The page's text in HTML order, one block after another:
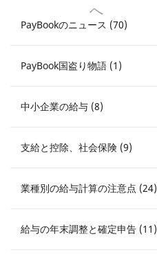
へ
PayBookのニュース (70)
PayBook国盗り物語 (1)
中小企業の給与 (8)
支給と控除、社会保険 (9)
業種別の給与計算の注意点 (24)
給与の年末調整と確定申告 (11)